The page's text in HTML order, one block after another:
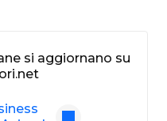
si aggiornano su